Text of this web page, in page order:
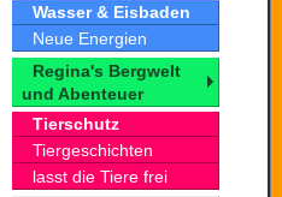
Wasser & Eisbaden
Neue Energien
Regina's Bergwelt
und Abenteuer
Tierschutz
Tiergeschichten
lasst die Tiere frei